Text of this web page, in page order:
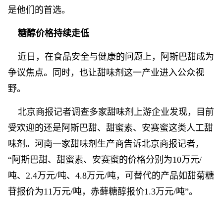
是他们的首选。
糖醇价格持续走低
近日，在食品安全与健康的问题上，阿斯巴甜成为
争议焦点。同时，也让甜味剂这一产业进入公众视
野。
北京商报记者调查多家甜味剂上游企业发现，目前
受欢迎的还是阿斯巴甜、甜蜜素、安赛蜜这类人工甜
味剂。河南一家甜味剂生产商告诉北京商报记者，
“阿斯巴甜、甜蜜素、安赛蜜的价格分别为10万元/
吨、2.4万元/吨、4.8万元/吨，可替代的产品如甜菊糖
苷报价为11万元/吨，赤藓糖醇报价1.3万元/吨”。